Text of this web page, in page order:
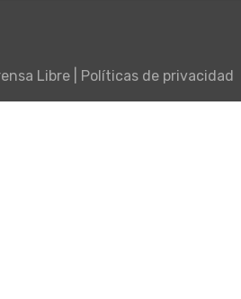
Libre Políticas de privacidad